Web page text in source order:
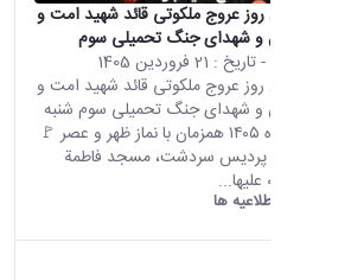
مراسم چهلمین روز عروج ملکوتی قائد شهید امت و
يادبود سرداران و شهدای جنگ تحمیلی سوم
- تاریخ : 21 فروردین 1405
مراسم چهلمین روز عروج ملکوتی قائد شهید امت و
يادبود سرداران و شهدای جنگ تحمیلی سوم شنبه
۲۲ فروردین ماه ۱۴۰۵ همزمان با نماز ظهر و عصر 🚩
دانشگاه اراک، پرديس سردشت، مسجد فاطمة
الزهرا سلام الله علیها...
اطلاعیه ها